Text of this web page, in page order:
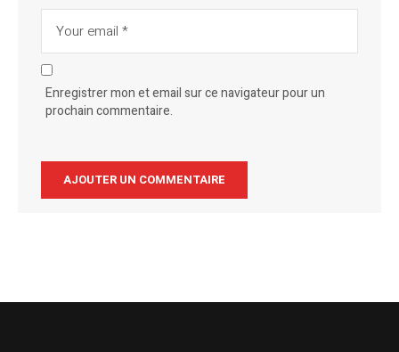
Enregistrer mon et email sur ce navigateur pour un
prochain commentaire.